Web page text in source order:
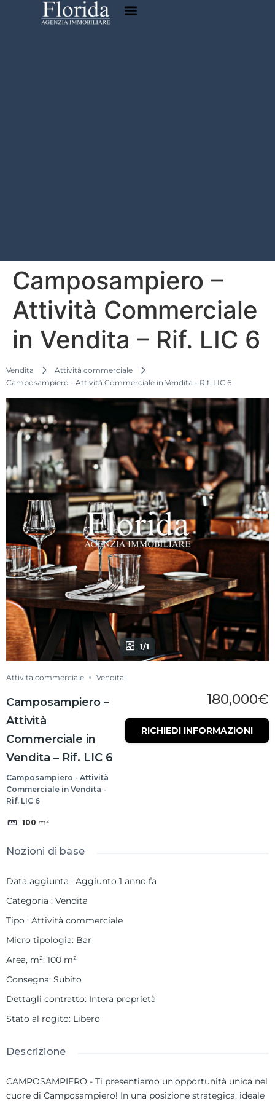
Camposampiero –
Attività Commerciale
in Vendita – Rif. LIC 6
Vendita
Attività commerciale
Camposampiero - Attività Commerciale in Vendita - Rif. LIC 6
1/1
Attività commerciale Vendita
Camposampiero –
Attività
Commerciale in
Vendita – Rif. LIC 6
Camposampiero - Attività
Commerciale in Vendita -
Rif. LIC 6
100 m²
180,000€
RICHIEDI INFORMAZIONI
Nozioni di base
Data aggiunta : Aggiunto 1 anno fa
Categoria : Vendita
Tipo : Attività commerciale
Micro tipologia: Bar
Area, m²: 100 m²
Consegna: Subito
Dettagli contratto: Intera proprietà
Stato al rogito: Libero
Descrizione
CAMPOSAMPIERO - Ti presentiamo un'opportunità unica nel
cuore di Camposampiero! In una posizione strategica, ideale